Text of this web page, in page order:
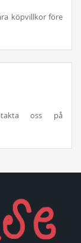
köpvillkor före
oss på